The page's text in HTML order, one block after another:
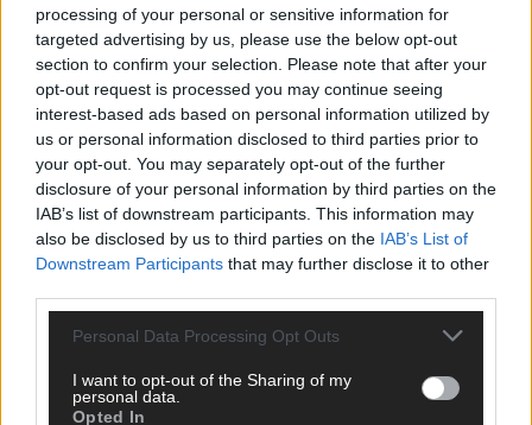
processing of your personal or sensitive information for
targeted advertising by us, please use the below opt-out
section to confirm your selection. Please note that after your
opt-out request is processed you may continue seeing
interest-based ads based on personal information utilized by
us or personal information disclosed to third parties prior to
your opt-out. You may separately opt-out of the further
disclosure of your personal information by third parties on the
IAB’s list of downstream participants. This information may
also be disclosed by us to third parties on the IAB’s List of
Downstream Participants that may further disclose it to other
Personal Data Processing Opt Outs
I want to opt-out of the Sharing of my
personal data.
Opted In